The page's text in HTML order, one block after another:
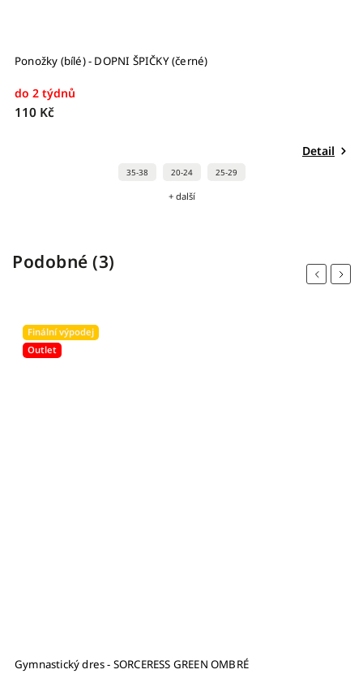
Ponožky (bílé) - DOPNI ŠPIČKY (černé)
do 2 týdnů
110 Kč
Detail
35-38 20-24 25-29
+ další
Podobné (3)
Previous
Finální výpodej
Outlet
Gymnastický dres - SORCERESS GREEN OMBRÉ
Next